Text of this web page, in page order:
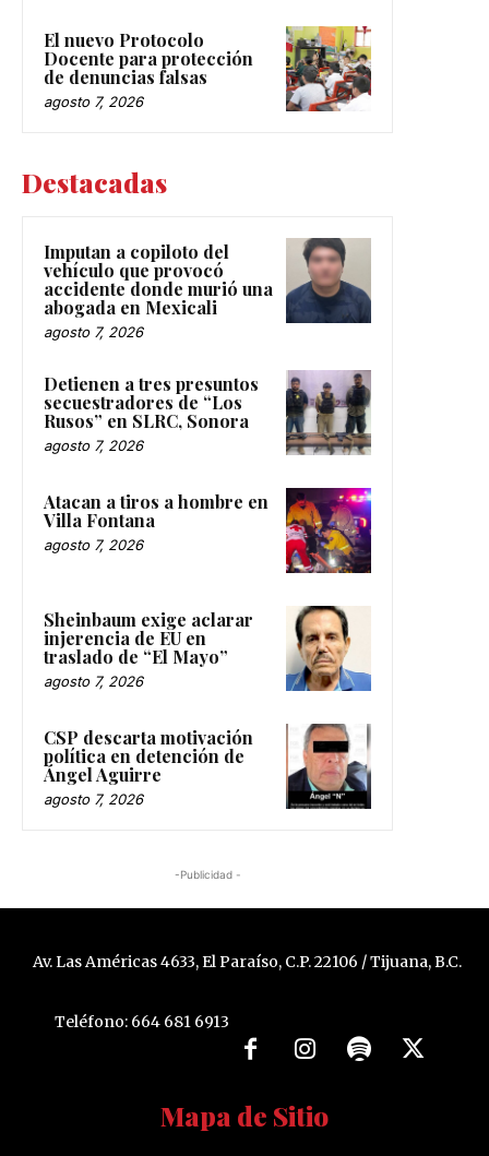
El nuevo Protocolo
Docente para protección
de denuncias falsas
agosto 7, 2026
Destacadas
Imputan a copiloto del
vehículo que provocó
accidente donde murió una
abogada en Mexicali
agosto 7, 2026
Detienen a tres presuntos
secuestradores de “Los
Rusos” en SLRC, Sonora
agosto 7, 2026
Atacan a tiros a hombre en
Villa Fontana
agosto 7, 2026
Sheinbaum exige aclarar
injerencia de EU en
traslado de “El Mayo”
agosto 7, 2026
CSP descarta motivación
política en detención de
Ángel Aguirre
agosto 7, 2026
-Publicidad -
Av. Las Américas 4633, El Paraíso, C.P. 22106 / Tijuana, B.C.
Teléfono: 664 681 6913
Mapa de Sitio